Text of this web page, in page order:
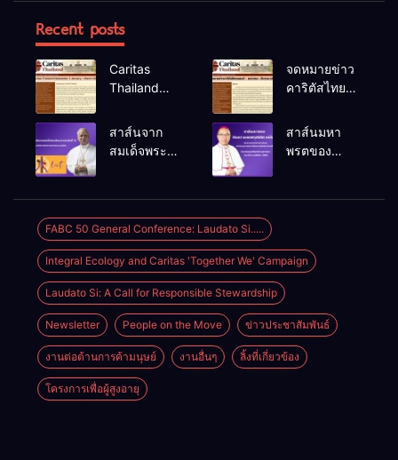
Recent posts
Caritas
Thailand
(January –
March 2026)
จดหมายข่าว
คาริตัสไทย
มี.ค. 2026
สาส์นจาก
สมเด็จพระ
โอกาส
เทศกาลมหา
พรต
ค.ศ.2026
สาส์นมหา
พรตของ
FABC 50 General Conference: Laudato Si.....
Integral Ecology and Caritas 'Together We' Campaign
Laudato Si: A Call for Responsible Stewardship
Newsletter People on the Move ข่าวประชาสัมพันธ์
งานต่อต้านการค้ามนุษย์ งานอื่นๆ ลิ้งที่เกี่ยวข้อง
โครงการเพื่อผู้สูงอายุ